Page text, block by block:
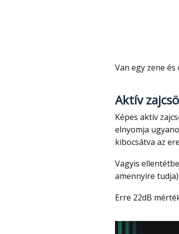
Van egy zene
Aktív
Képes aktív zajcsökkentésre, ilyenkor a fülbe jutó környezeti zajokat erősen
elnyomja
kibocsátva az
Vagyis ellentétben a passzív zajcsökkentéssel (pl. füldugó, ami csak blokkolja
amennyire
Erre 22dB